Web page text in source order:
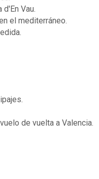
Vau.
el mediterráneo.
de vuelta a Valencia.